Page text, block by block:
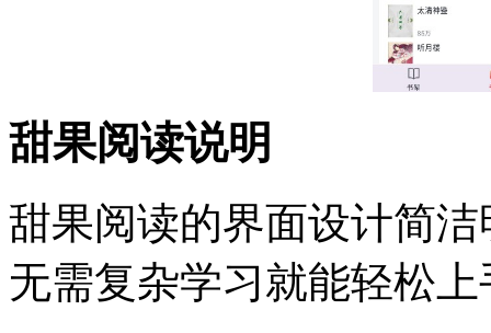
甜果阅读说明
甜果阅读的界面设计简
无需复杂学习就能轻松